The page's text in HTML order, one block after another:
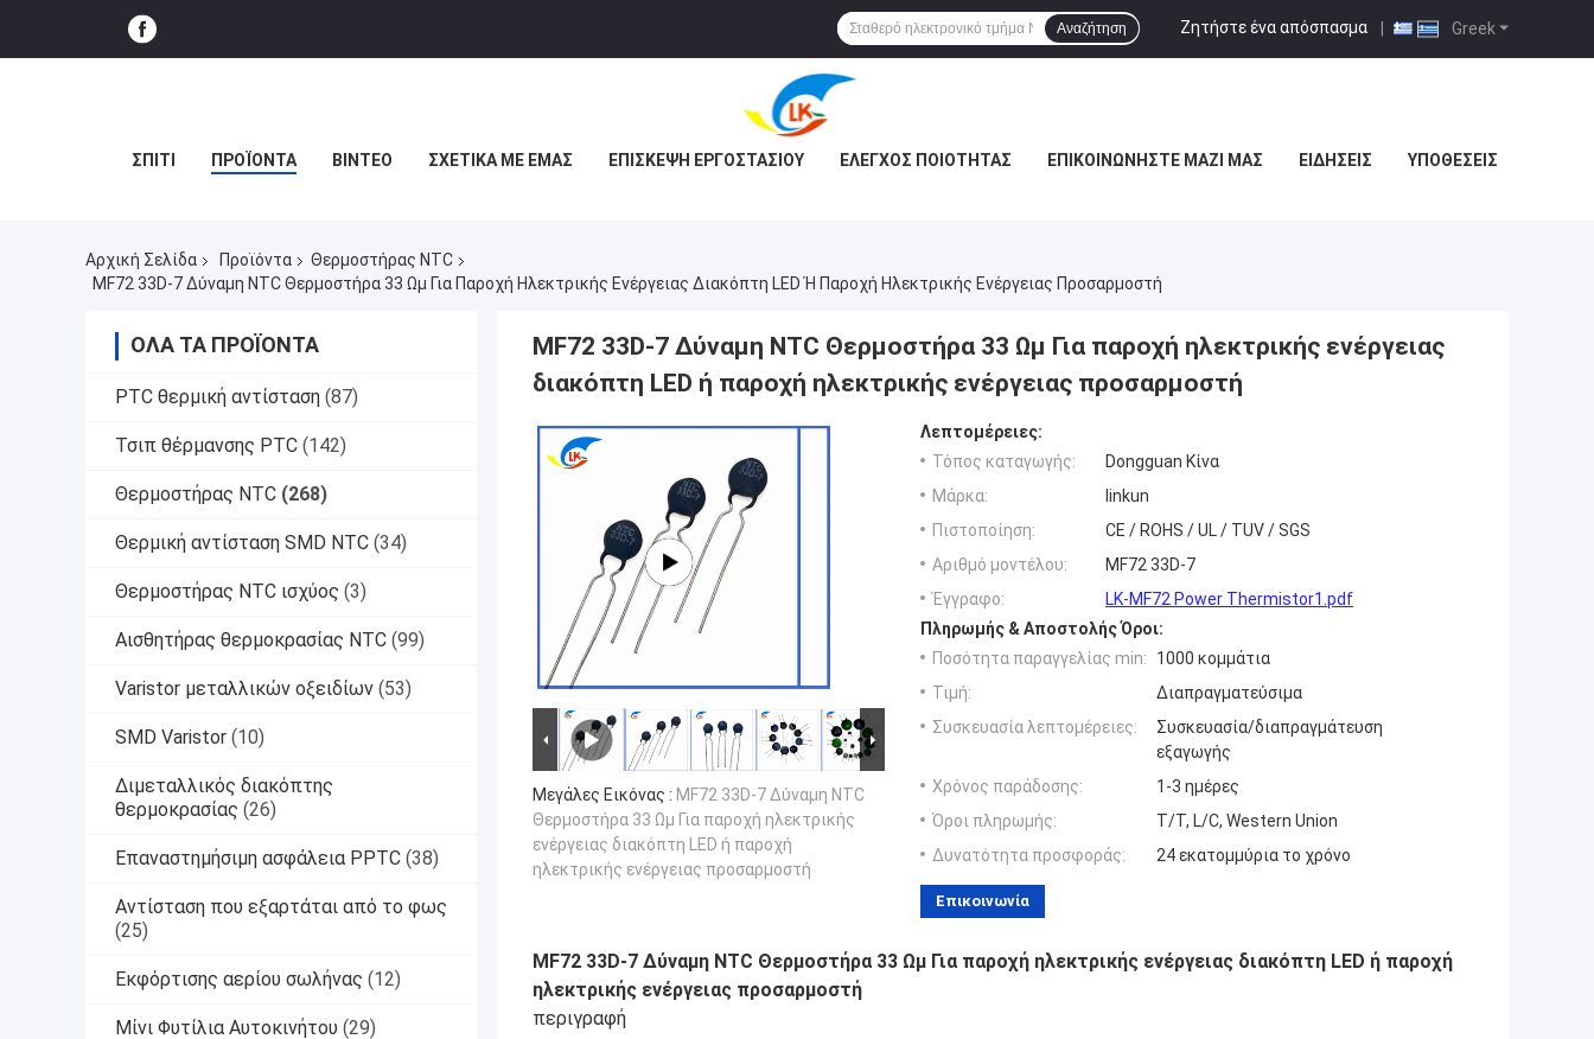
Greek
Ζητήστε ένα απόσπασμα |
Αναζήτηση
ΣΠΊΤΙ ΠΡΟΪΌΝΤΑ ΒΊΝΤΕΟ ΣΧΕΤΙΚΆ ΜΕ ΕΜΆΣ ΕΠΙΣΚΕΨΉ ΕΡΓΟΣΤΑΣΊΟΥ ΈΛΕΓΧΟΣ ΠΟΙΌΤΗΤΑΣ ΕΠΙΚΟΙΝΩΝΉΣΤΕ ΜΑΖΊ ΜΑΣ ΕΙΔΉΣΕΙΣ ΥΠΟΘΈΣΕΙΣ
Αρχική Σελίδα Προϊόντα
Θερμοστήρας NTC
MF72 33D-7 Δύναμη NTC Θερμοστήρα 33 Ωμ Για Παροχή Ηλεκτρικής Ενέργειας Διακόπτη LED Ή Παροχή Ηλεκτρικής Ενέργειας Προσαρμοστή
ΌΛΑ ΤΑ ΠΡΟΪΌΝΤΑ
PTC θερμική αντίσταση (87)
Τσιπ θέρμανσης PTC (142)
Θερμοστήρας NTC (268)
Θερμική αντίσταση SMD NTC (34)
Θερμοστήρας NTC ισχύος (3)
Αισθητήρας θερμοκρασίας NTC (99)
Varistor μεταλλικών οξειδίων (53)
SMD Varistor (10)
Διμεταλλικός διακόπτης
θερμοκρασίας (26)
Επαναστημήσιμη ασφάλεια PPTC (38)
Αντίσταση που εξαρτάται από το φως
(25)
Εκφόρτισης αερίου σωλήνας (12)
Μίνι Φυτίλια Αυτοκινήτου (29)
MF72 33D-7 Δύναμη NTC Θερμοστήρα 33 Ωμ Για παροχή ηλεκτρικής ενέργειας
διακόπτη LED ή παροχή ηλεκτρικής ενέργειας προσαρμοστή
Μεγάλες Εικόνας : MF72 33D-7 Δύναμη NTC
Θερμοστήρα 33 Ωμ Για παροχή ηλεκτρικής
ενέργειας διακόπτη LED ή παροχή
ηλεκτρικής ενέργειας προσαρμοστή
Λεπτομέρειες:
Τόπος καταγωγής:
Dongguan Κίνα
Μάρκα:
linkun
Πιστοποίηση:
CE / ROHS / UL / TUV / SGS
Αριθμό μοντέλου:
MF72 33D-7
Έγγραφο:
LK-MF72 Power Thermistor1.pdf
Πληρωμής & Αποστολής Όροι:
Ποσότητα παραγγελίας min:
1000 κομμάτια
Τιμή:
Διαπραγματεύσιμα
Συσκευασία λεπτομέρειες:
Συσκευασία/διαπραγμάτευση
εξαγωγής
Χρόνος παράδοσης:
1-3 ημέρες
Όροι πληρωμής:
T/T, L/C, Western Union
Δυνατότητα προσφοράς:
24 εκατομμύρια το χρόνο
Επικοινωνία
MF72 33D-7 Δύναμη NTC Θερμοστήρα 33 Ωμ Για παροχή ηλεκτρικής ενέργειας διακόπτη LED ή παροχή
ηλεκτρικής ενέργειας προσαρμοστή
περιγραφή